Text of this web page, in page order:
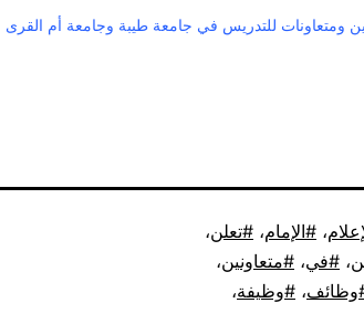
ومتعاونات للتدريس في جامعة طيبة وجامعة أم القرى
، الإمام، تعلن،
، في، متعاونين،
وظائف، وظيفة،